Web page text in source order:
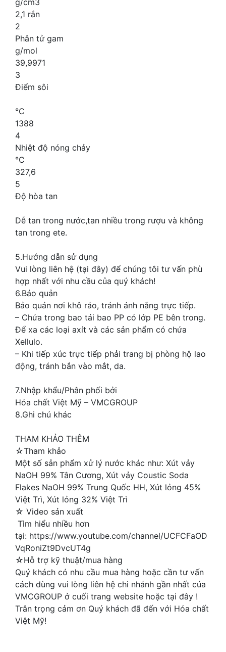
g/cm3
2,1 rắn
2
Phân tử gam
g/mol
39,9971
3
Điểm sôi
°C
1388
4
Nhiệt độ nóng chảy
°C
327,6
5
Độ hòa tan
Dễ tan trong nước,tan nhiều trong rượu và không
tan trong ete.
5.Hướng dẫn sử dụng
Vui lòng liên hệ (tại đây) để chúng tôi tư vấn phù
hợp nhất với nhu cầu của quý khách!
6.Bảo quản
Bảo quản nơi khô ráo, tránh ánh nắng trực tiếp.
– Chứa trong bao tải bao PP có lớp PE bên trong.
Để xa các loại axít và các sản phẩm có chứa
Xellulo.
– Khi tiếp xúc trực tiếp phải trang bị phòng hộ lao
động, tránh bắn vào mắt, da.
7.Nhập khẩu/Phân phối bởi
Hóa chất Việt Mỹ – VMCGROUP
8.Ghi chú khác
THAM KHẢO THÊM
☆Tham khảo
Một số sản phẩm xử lý nước khác như: Xút vảy
NaOH 99% Tân Cương, Xút vảy Coustic Soda
Flakes NaOH 99% Trung Quốc HH, Xút lỏng 45%
Việt Trì, Xút lỏng 32% Việt Trì
☆ Video sản xuất
Tìm hiểu nhiều hơn
tại: https://www.youtube.com/channel/UCFCFaOD
VqRoniZt9DvcUT4g
☆Hỗ trợ kỹ thuật/mua hàng
Quý khách có nhu cầu mua hàng hoặc cần tư vấn
cách dùng vui lòng liên hệ chi nhánh gần nhất của
VMCGROUP ở cuối trang website hoặc tại đây !
Trân trọng cảm ơn Quý khách đã đến với Hóa chất
Việt Mỹ!